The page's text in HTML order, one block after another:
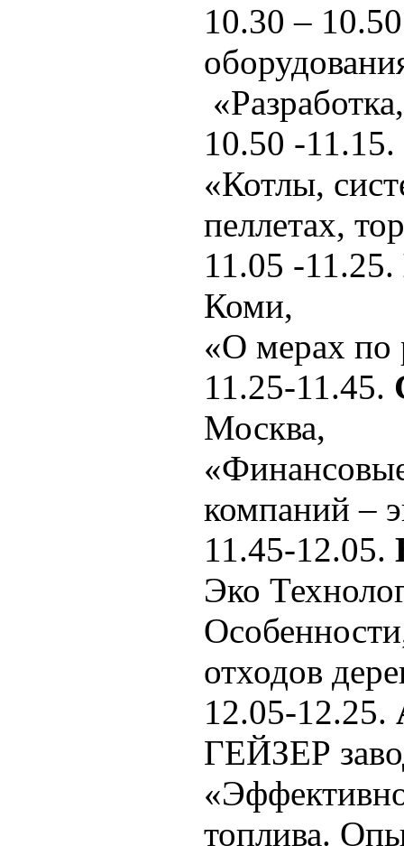
10.30 –
10.50 -11.15.
«Котлы,
пеллетах,
11.05 -11.25.
Коми,
«О мерах по
11.25-11.45.
Москва,
компаний –
11.45-12.05.
Эко
отходов
12.05-12.25.
ГЕЙЗЕР
топлива.